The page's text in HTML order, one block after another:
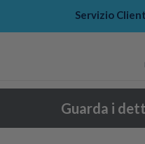
Servizio
Guarda i